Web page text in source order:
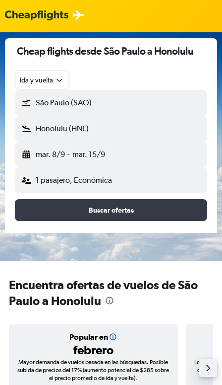
Cheap flights desde São Paulo a Honolulu
Ida y vuelta
São Paulo (SAO)
Honolulu (HNL)
mar. 8/9 - mar. 15/9
1 pasajero, Económica
Buscar ofertas
Encuentra ofertas de vuelos de São
Paulo a Honolulu
Popular en
febrero
Mayor demanda de vuelos basada en las búsquedas. Posible
subida de precios del 17% (aumento potencial de $285 sobre
el precio promedio de ida y vuelta).
Los
de